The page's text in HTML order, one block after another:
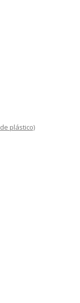
plástico)